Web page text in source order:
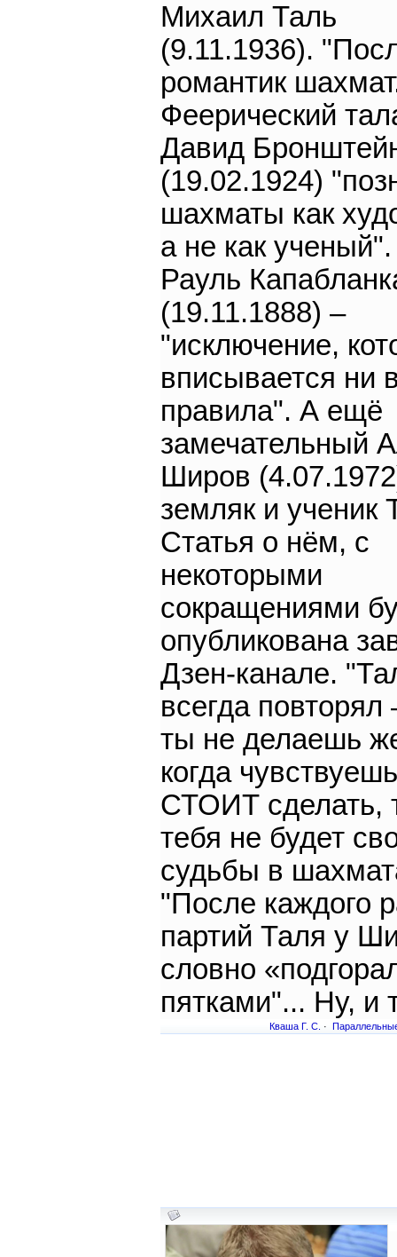
Михаил Таль
(9.11.1936).
романтик
Феерический
Давид
(19.02.1924)
шахматы как
а не как
Рауль
(19.11.1888) –
"исключение,
вписывается ни
правила". А ещё
замечательный
Широв
земляк и ученик
Статья о нём, с
некоторыми
сокращениями
опубликована
Дзен-канале.
всегда
ты не делаешь
когда
СТОИТ сделать,
тебя не будет
судьбы в
"После каждого
партий Таля у
словно
пятками"... Ну, и
Кваша Г. С. ·